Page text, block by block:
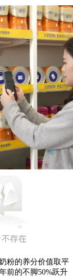
粉的养分价值取平
前的不脚50%跃升